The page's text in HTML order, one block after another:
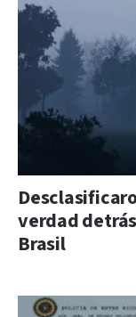
verdad
Brasil